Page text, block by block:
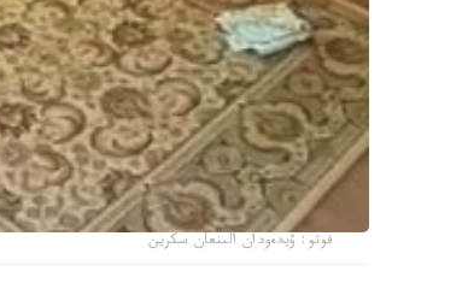
فوتو: ۆيدەودان الىنعان سكرين